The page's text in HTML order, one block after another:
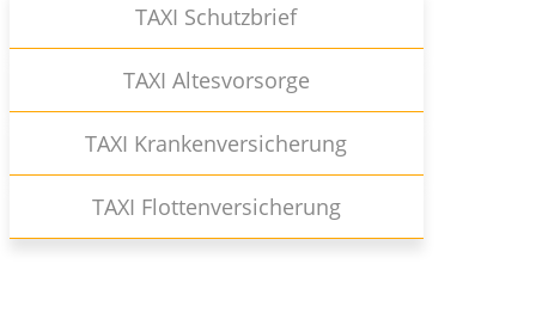
TAXI Schutzbrief
TAXI Altesvorsorge
TAXI Krankenversicherung
TAXI Flottenversicherung